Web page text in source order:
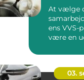
At vælge
ens VVS-
være en
03.